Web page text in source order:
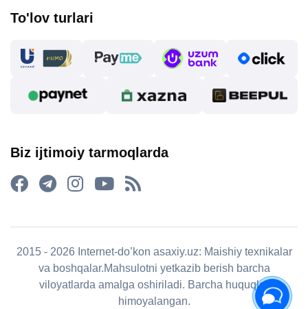
To'lov turlari
Biz ijtimoiy tarmoqlarda
2015 - 2026 Internet-do’kon asaxiy.uz: Maishiy texnikalar
va boshqalar.Mahsulotni yetkazib berish barcha
viloyatlarda amalga oshiriladi. Barcha huquqlar
himoyalangan.